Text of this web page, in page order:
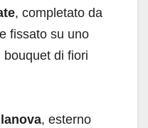
, completato da
fissato su uno
di fiori
, esterno